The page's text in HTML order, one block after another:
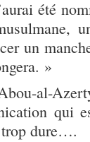
été
un
»
al-
qui
trop dure….